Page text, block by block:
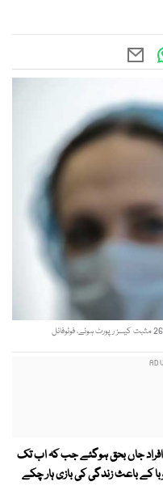
ملک بھر میں کورونا وائرس سے ایک دن میں 63 افراد جاں بحق ہوگئے جب کہ اب تک
لیوا وبا کے باعث زندگی کی بازی ہار چکے